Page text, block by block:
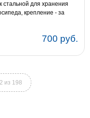
стальной для хранения
крепление - за
700 руб.
из 198